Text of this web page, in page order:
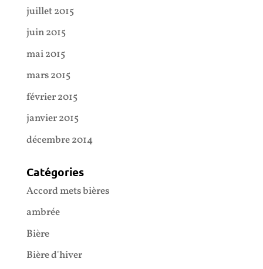
juillet 2015
juin 2015
mai 2015
mars 2015
février 2015
janvier 2015
décembre 2014
Catégories
Accord mets bières
ambrée
Bière
Bière d'hiver